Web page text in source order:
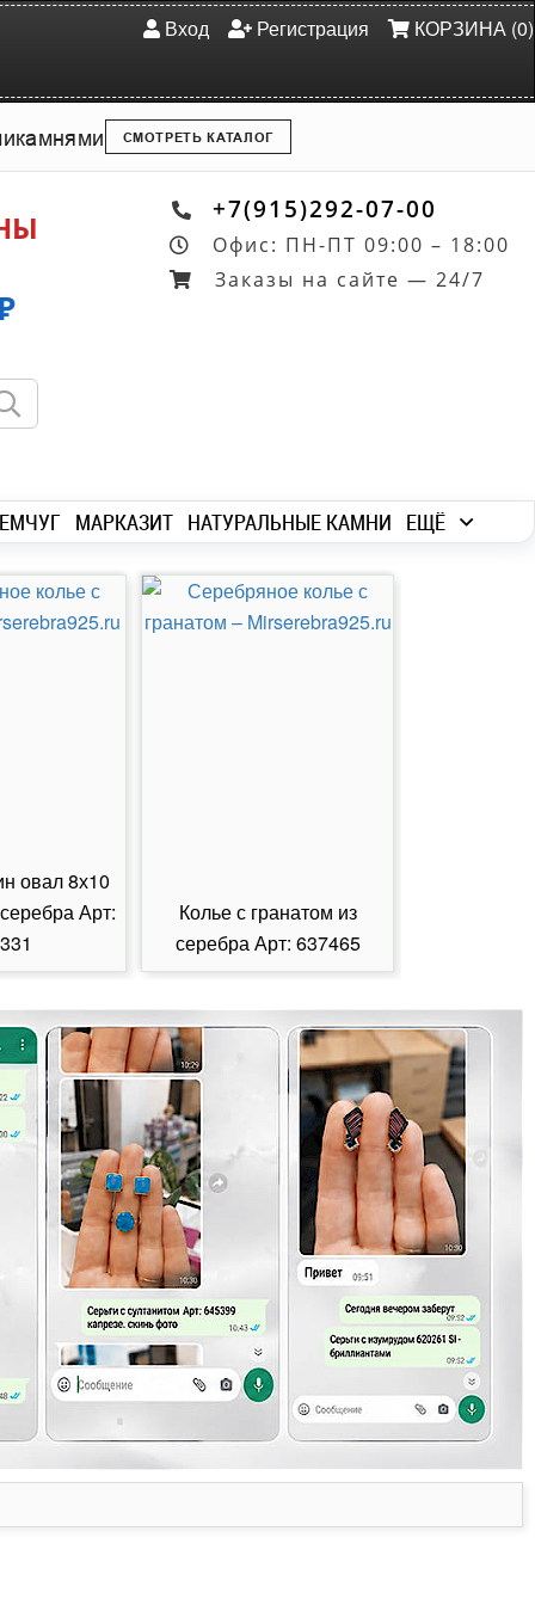
Вход Регистрация КОРЗИНА (0)
камнями СМОТРЕТЬ КАТАЛОГ
+7(915)292-07-00
Офис: ПН-ПТ 09:00 – 18:00
Заказы на сайте — 24/7
МАРКАЗИТ НАТУРАЛЬНЫЕ КАМНИ ЕЩЁ
овал 8х10
Арт:
Колье с гранатом из
серебра Арт: 637465